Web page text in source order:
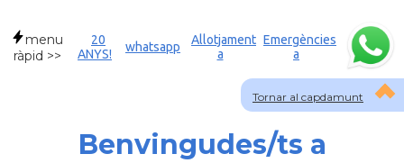
Tornar al capdamunt
menu
ràpid >>
20
ANYS!
whatsapp
Allotjament
a
Emergències
a
Benvingudes/ts a